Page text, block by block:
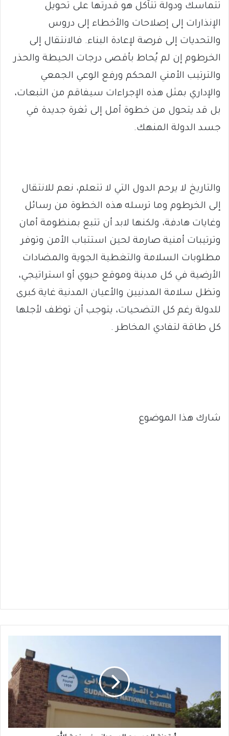
تتماسك ودولة تتآكل هو قدرتها على تحويل
الإنذارات إلى إصلاحات والأخطاء إلى دروس
والتحديات إلى فرصة لإعادة البناء. فالانتقال إلى
الخرطوم إن لم يُحاط بأقصى درجات الحيطة والحذر
والترتيب الأمني المحكم ورفع الوعي الجمعي
والإداري بمثل هذه الإجراءات سيفاقم من التبعات،
بل قد يتحول من خطوة أمل إلى ثغرة جديدة في
جسد الدولة المنهك.
والتاريخ لا يرحم الدول التي لا تتعلم، نعم للانتقال
إلى الخرطوم وما ترسله هذه الخطوة من رسائل
وغايات هادفة، ولكنها لابد أن تتبع بمنظومة أمان
وترتيبات أمنية صارمة لحين استتباب الأمن وتوفر
مطلوبات السلامة والتغطية الجوية والمضادات
الأرضية في كل مدينة وموقع حيوي أو استراتيجي،
وتظل سلامة المدنيين والأعيان المدنية غاية كبرى
للدولة رغم كل التضحيات، يتوجب أن توظف لأجلها
كل طاقة لتفادي المخاطر .
شارك هذا الموضوع
الله